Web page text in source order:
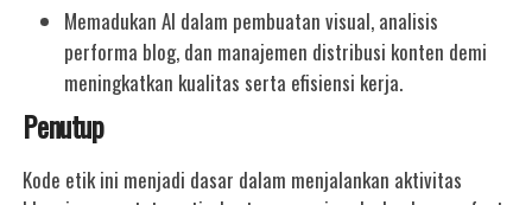
Memadukan AI dalam pembuatan visual, analisis
performa blog, dan manajemen distribusi konten demi
meningkatkan kualitas serta efisiensi kerja.
Penutup
Kode etik ini menjadi dasar dalam menjalankan aktivitas